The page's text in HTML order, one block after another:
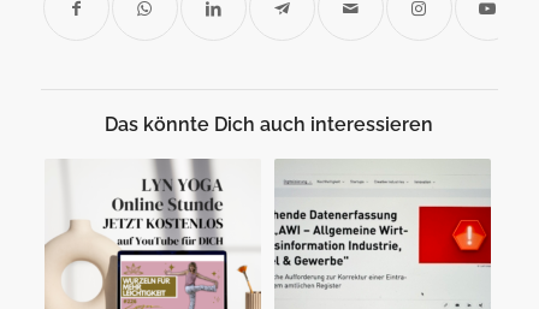
Das könnte Dich auch interessieren